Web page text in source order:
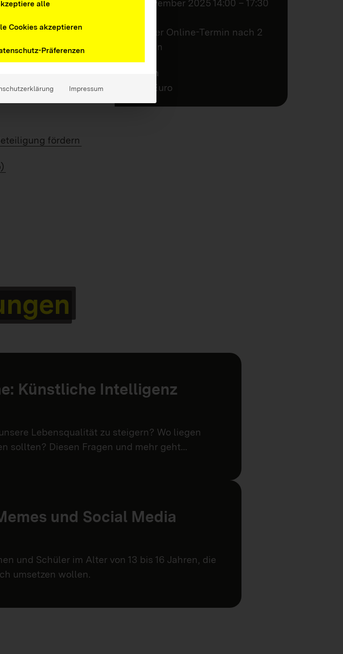
führen, wie
guter
Wie hat die
werden und
fördern
14. November 2025 14:00 – 17:30
Weiterer Online-Termin nach 2
Wochen
Kosten
10,00 Euro
Künstliche Intelligenz
Lebensqualität zu steigern? Wo liegen
sollten? Diesen Fragen und mehr geht…
und Social Media
und Schüler im Alter von 13 bis 16 Jahren, die
umsetzen wollen.
alle
Cookies akzeptieren
Präferenzen
Impressum